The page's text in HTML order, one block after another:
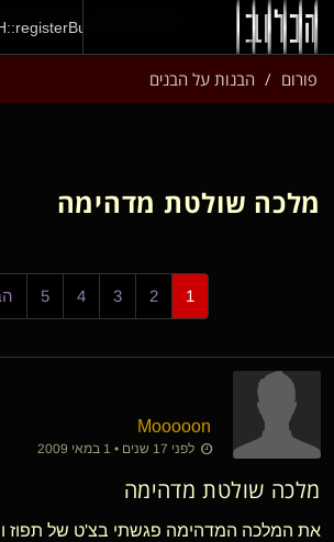
פורום הבנות על הבנים
מלכה שולטת מדהימה
1
2
3
4
5
Mooooon
לפני 17 שנים • 1 במאי 2009
מלכה שולטת מדהימה
את המלכה המדהימה פגשתי בצ'ט של תפוז